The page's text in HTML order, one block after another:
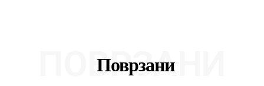
Поврзани
ПОВРЗАНИ